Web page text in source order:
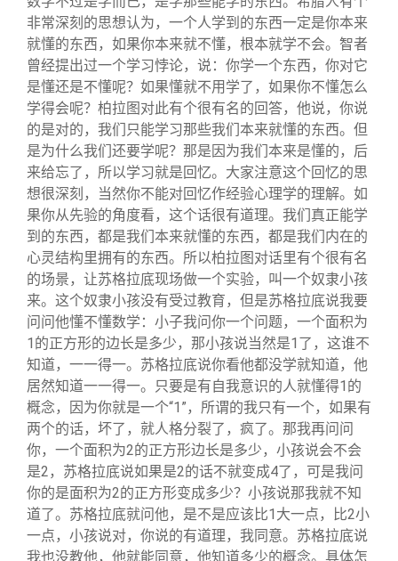
非常深刻的思想认为，一个人学到的东西一定是你本来
就懂的东西，如果你本来就不懂，根本就学不会。智者
曾经提出过一个学习悖论，说：你学一个东西，你对它
是懂还是不懂呢？如果懂就不用学了，如果你不懂怎么
学得会呢？柏拉图对此有个很有名的回答，他说，你说
的是对的，我们只能学习那些我们本来就懂的东西。但
是为什么我们还要学呢？那是因为我们本来是懂的，后
来给忘了，所以学习就是回忆。大家注意这个回忆的思
想很深刻，当然你不能对回忆作经验心理学的理解。如
果你从先验的角度看，这个话很有道理。我们真正能学
到的东西，都是我们本来就懂的东西，都是我们内在的
心灵结构里拥有的东西。所以柏拉图对话里有个很有名
的场景，让苏格拉底现场做一个实验，叫一个奴隶小孩
来。这个奴隶小孩没有受过教育，但是苏格拉底说我要
问问他懂不懂数学：小子我问你一个问题，一个面积为
1的正方形的边长是多少，那小孩说当然是1了，这谁不
知道，一一得一。苏格拉底说你看他都没学就知道，他
居然知道一一得一。只要是有自我意识的人就懂得1的
概念，因为你就是一个“1”，所谓的我只有一个，如果有
两个的话，坏了，就人格分裂了，疯了。那我再问问
你，一个面积为2的正方形边长是多少，小孩说会不会
是2，苏格拉底说如果是2的话不就变成4了，可是我问
你的是面积为2的正方形变成多少？小孩说那我就不知
道了。苏格拉底就问他，是不是应该比1大一点，比2小
一点，小孩说对，你说的有道理，我同意。苏格拉底说
我也没教他，他就能同意，他知道多少的概念。具体怎